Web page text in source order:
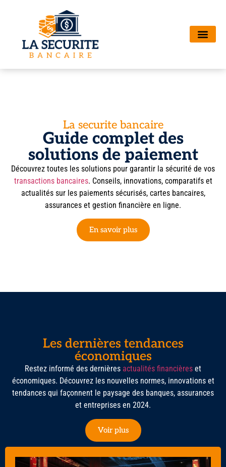
La securite bancaire
Guide complet des
solutions de paiement
Découvrez toutes les solutions pour garantir la sécurité de vos
transactions bancaires. Conseils, innovations, comparatifs et
actualités sur les paiements sécurisés, cartes bancaires,
assurances et gestion financière en ligne.
En savoir plus
Les dernières tendances
économiques
Restez informé des dernières actualités financières et
économiques. Découvrez les nouvelles normes, innovations et
tendances qui façonnent le paysage des banques, assurances
et entreprises en 2024.
Voir plus